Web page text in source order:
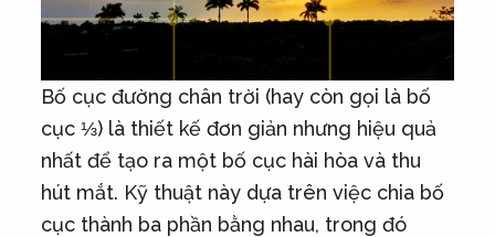
Bố cục đường chân trời (hay còn gọi là bố
cục ⅓) là thiết kế đơn giản nhưng hiệu quả
nhất để tạo ra một bố cục hài hòa và thu
hút mắt. Kỹ thuật này dựa trên việc chia bố
cục thành ba phần bằng nhau, trong đó